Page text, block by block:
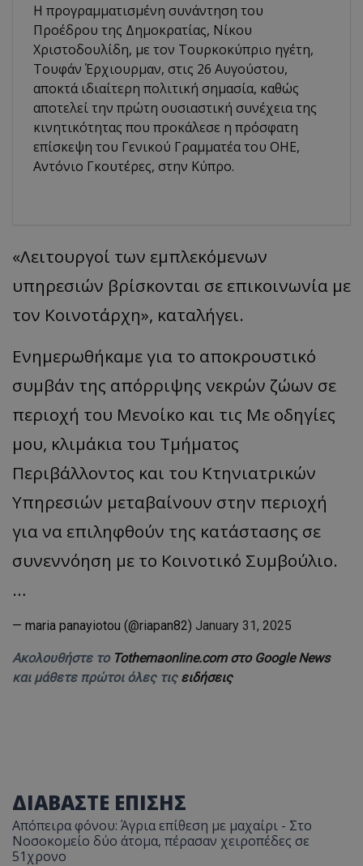
Η προγραμματισμένη συνάντηση του
Προέδρου της Δημοκρατίας, Νίκου
Χριστοδουλίδη, με τον Τουρκοκύπριο ηγέτη,
Τουφάν Έρχιουρμαν, στις 26 Αυγούστου,
αποκτά ιδιαίτερη πολιτική σημασία, καθώς
αποτελεί την πρώτη ουσιαστική συνέχεια της
κινητικότητας που προκάλεσε η πρόσφατη
επίσκεψη του Γενικού Γραμματέα του ΟΗΕ,
Αντόνιο Γκουτέρες, στην Κύπρο.
«Λειτουργοί των εμπλεκόμενων
υπηρεσιών βρίσκονται σε επικοινωνία με
τον Κοινοτάρχη», καταλήγει.
Ενημερωθήκαμε για το αποκρουστικό
συμβάν της απόρριψης νεκρών ζώων σε
περιοχή του Μενοίκο και τις Με οδηγίες
μου, κλιμάκια του Τμήματος
Περιβάλλοντος και του Κτηνιατρικών
Υπηρεσιών μεταβαίνουν στην περιοχή
για να επιληφθούν της κατάστασης σε
συνεννόηση με το Κοινοτικό Συμβούλιο.
…
— maria panayiotou (@riapan82) January 31, 2025
Ακολουθήστε το Tothemaonline.com στο Google News
και μάθετε πρώτοι όλες τις ειδήσεις
ΔΙΑΒΑΣΤΕ ΕΠΙΣΗΣ
Απόπειρα φόνου: Άγρια επίθεση με μαχαίρι - Στο
Νοσοκομείο δύο άτομα, πέρασαν χειροπέδες σε
51χρονο